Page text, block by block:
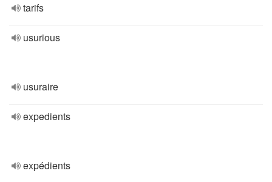
tarifs
usurious
usuraire
expedients
expédients